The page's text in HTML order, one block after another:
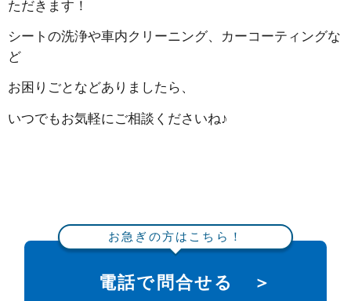
ただきます！
シートの洗浄や車内クリーニング、カーコーティングな
ど
お困りごとなどありましたら、
いつでもお気軽にご相談くださいね♪
お急ぎの方はこちら！
電話で問合せる ＞